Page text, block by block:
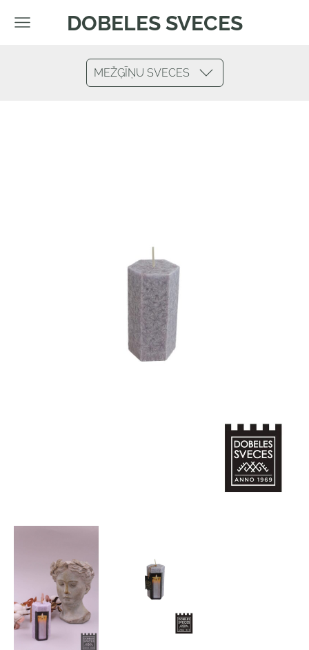
DOBELES SVECES
MEŽĢĪŅU SVECES